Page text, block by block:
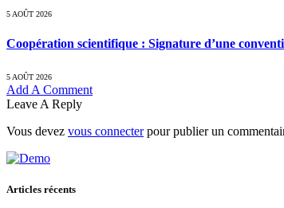
5 AOÛT 2026
Coopération scientifique : Signature d’une
5 AOÛT 2026
Add A Comment
Leave A Reply
Vous devez vous connecterpour publier un
Articles récents